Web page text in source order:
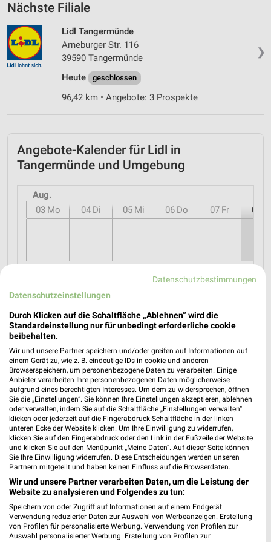
Nächste Filiale
❯
Lidl Tangermünde
Arneburger Str. 116
39590 Tangermünde
Heute
geschlossen
96,42 km • Angebote: 3 Prospekte
Angebote-Kalender für Lidl in
Tangermünde und Umgebung
Aug.
03 Mo 04 Di 05 Mi 06 Do 07 Fr 08
weekli Magazin
Erlebe mit Lidl und Andre Agassi die neuesten Silvercrest Küchengeräte
17.04.2026
Mit Lidl Plus 3 für 2 - im laut DtGv besten Backshop
10.04.2026
Datenschutzbestimmungen
Datenschutzeinstellungen
Durch Klicken auf die Schaltfläche „Ablehnen“ wird die
Standardeinstellung nur für unbedingt erforderliche cookie
beibehalten.
Wir und unsere Partner speichern und/oder greifen auf Informationen auf
einem Gerät zu, wie z. B. eindeutige IDs in cookie und anderen
Browserspeichern, um personenbezogene Daten zu verarbeiten. Einige
Anbieter verarbeiten Ihre personenbezogenen Daten möglicherweise
aufgrund eines berechtigten Interesses. Um dem zu widersprechen, öffnen
Sie die „Einstellungen“. Sie können Ihre Einstellungen akzeptieren, ablehnen
oder verwalten, indem Sie auf die Schaltfläche „Einstellungen verwalten“
klicken oder jederzeit auf die Fingerabdruck-Schaltfläche in der linken
unteren Ecke der Website klicken. Um Ihre Einwilligung zu widerrufen,
klicken Sie auf den Fingerabdruck oder den Link in der Fußzeile der Website
und klicken Sie auf den Menüpunkt „Meine Daten“. Auf dieser Seite können
Sie Ihre Einwilligung widerrufen. Diese Entscheidungen werden unseren
Partnern mitgeteilt und haben keinen Einfluss auf die Browserdaten.
Wir und unsere Partner verarbeiten Daten, um die Leistung der
Website zu analysieren und Folgendes zu tun:
Speichern von oder Zugriff auf Informationen auf einem Endgerät.
Verwendung reduzierter Daten zur Auswahl von Werbeanzeigen. Erstellung
von Profilen für personalisierte Werbung. Verwendung von Profilen zur
Auswahl personalisierter Werbung. Erstellung von Profilen zur